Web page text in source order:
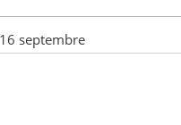
septembre